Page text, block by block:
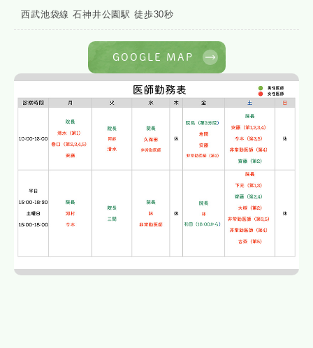
西武池袋線 石神井公園駅 徒歩30秒
GOOGLE MAP